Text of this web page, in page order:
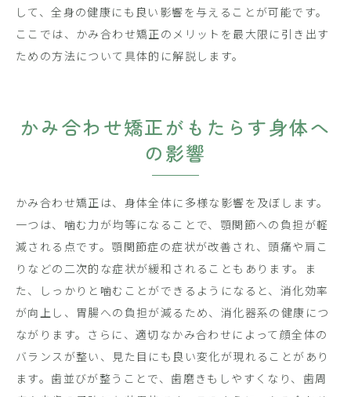
して、全身の健康にも良い影響を与えることが可能です。
ここでは、かみ合わせ矯正のメリットを最大限に引き出す
ための方法について具体的に解説します。
かみ合わせ矯正がもたらす身体へ
の影響
かみ合わせ矯正は、身体全体に多様な影響を及ぼします。
一つは、噛む力が均等になることで、顎関節への負担が軽
減される点です。顎関節症の症状が改善され、頭痛や肩こ
りなどの二次的な症状が緩和されることもあります。ま
た、しっかりと噛むことができるようになると、消化効率
が向上し、胃腸への負担が減るため、消化器系の健康につ
ながります。さらに、適切なかみ合わせによって顔全体の
バランスが整い、見た目にも良い変化が現れることがあり
ます。歯並びが整うことで、歯磨きもしやすくなり、歯周